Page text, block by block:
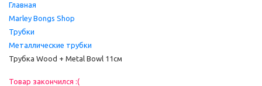
Главная
Marley Bongs Shop
Трубки
Металлические трубки
Трубка Wood + Metal Bowl 11см
Товар закончился :(